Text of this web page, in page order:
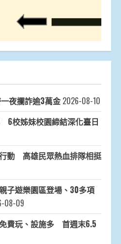
夜攔詐逾3萬金 2026-08-10
6校姊妹校園締結深化臺日
動 高雄民眾熱血排隊相挺
子遊樂園區登場、30多項
08-09
免費玩、設施多 首週末6.5